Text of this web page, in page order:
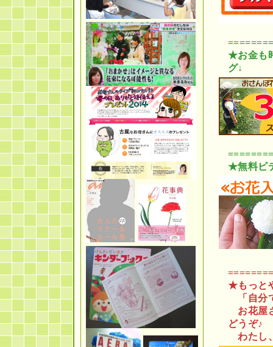
★お金も
グ↓
★無料ビ
★もっと
「自分
お花屋
どうぞ♪
わたし